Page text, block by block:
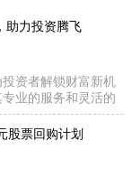
助力投资腾飞
资者解锁财富新机
业的服务和灵活的
股票回购计划